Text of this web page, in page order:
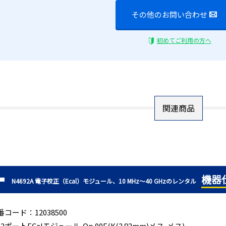
その他のお問い合わせ
初めてご利用の方へ
関連商品
N4692A 電子校正（Ecal）モジュール、10 MHz～40 GHzのレンタル 機器
コード：12038500